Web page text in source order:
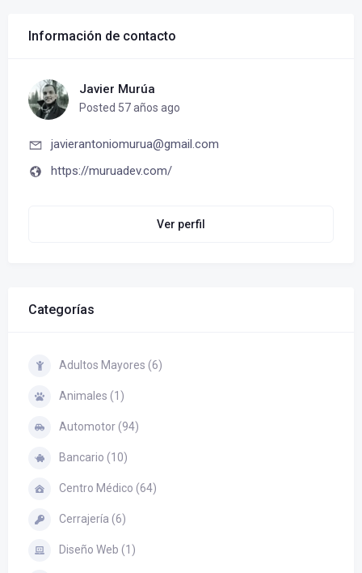
Información de contacto
Javier Murúa
Posted 57 años ago
javierantoniomurua@gmail.com
https://muruadev.com/
Ver perfil
Categorías
Adultos Mayores (6)
Animales (1)
Automotor (94)
Bancario (10)
Centro Médico (64)
Cerrajería (6)
Diseño Web (1)